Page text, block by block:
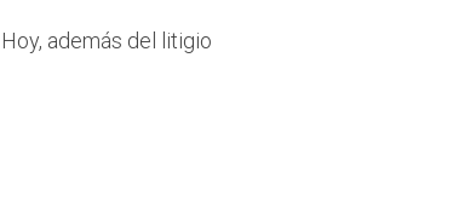
además del litigio